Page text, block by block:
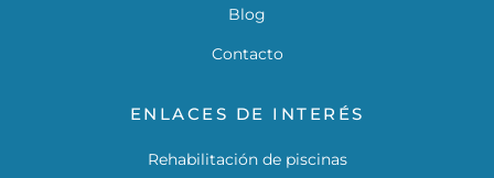
Blog
Contacto
ENLACES DE INTERÉS
Rehabilitación de piscinas